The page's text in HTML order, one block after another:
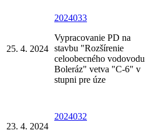
25. 4. 2024
2024033
Vypracovanie PD na
stavbu "Rozšírenie
celoobecného vodovodu
Boleráz" vetva "C-6" v
stupni pre úze
23. 4. 2024
2024032